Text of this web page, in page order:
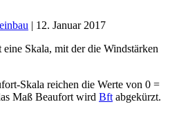
| 12. Januar 2017
eine Skala, mit der die Windstärken
Skala reichen die Werte von 0 =
Maß Beaufort wird Bft abgekürzt.